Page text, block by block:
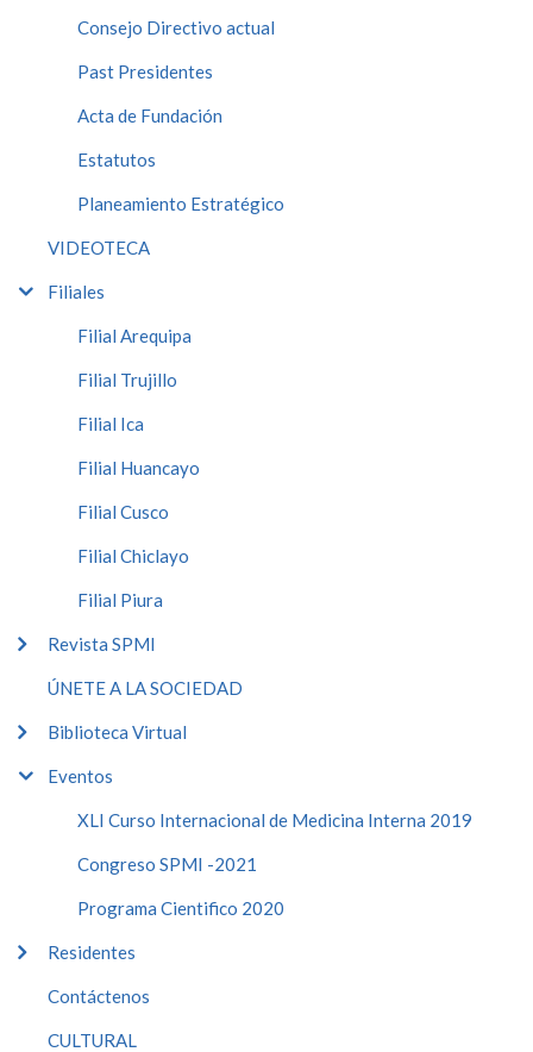
Consejo Directivo actual
Past Presidentes
Acta de Fundación
Estatutos
Planeamiento Estratégico
VIDEOTECA
Filiales
Filial Arequipa
Filial Trujillo
Filial Ica
Filial Huancayo
Filial Cusco
Filial Chiclayo
Filial Piura
Revista SPMI
ÚNETE A LA SOCIEDAD
Biblioteca Virtual
Eventos
XLI Curso Internacional de Medicina Interna 2019
Congreso SPMI -2021
Programa Cientifico 2020
Residentes
Contáctenos
CULTURAL